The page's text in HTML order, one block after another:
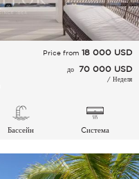
Price from 18 000 USD
до 70 000 USD
/ Неделя
Бассейн
Cистема
воздуха